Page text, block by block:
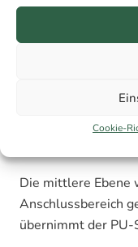
Cookie-
Die innere
Raumluft in die
Hierfür werden
Dampfbremsfolien
Mittlere
Die mittlere Ebene
Anschlussbereich
übernimmt der PU-